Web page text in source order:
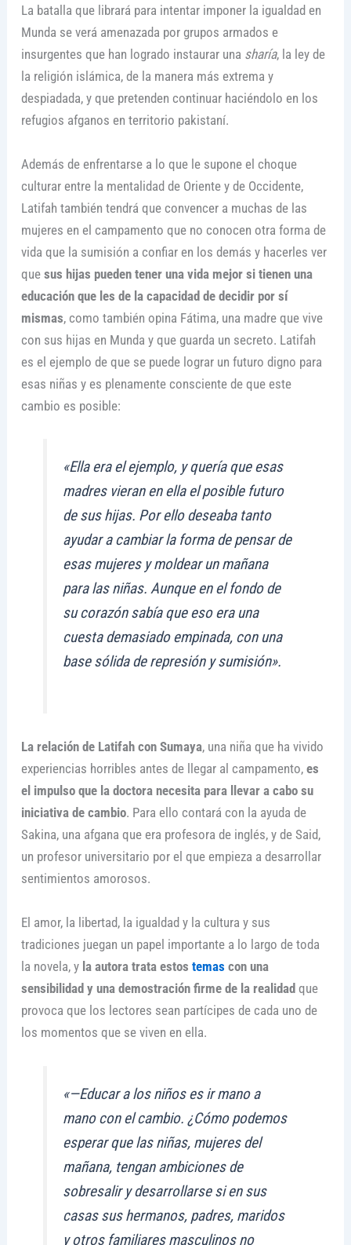
La batalla que librará para intentar imponer la igualdad en
Munda se verá amenazada por grupos armados e
insurgentes que han logrado instaurar una sharía, la ley de
la religión islámica, de la manera más extrema y
despiadada, y que pretenden continuar haciéndolo en los
refugios afganos en territorio pakistaní.
Además de enfrentarse a lo que le supone el choque
culturar entre la mentalidad de Oriente y de Occidente,
Latifah también tendrá que convencer a muchas de las
mujeres en el campamento que no conocen otra forma de
vida que la sumisión a confiar en los demás y hacerles ver
que sus hijas pueden tener una vida mejor si tienen una
educación que les de la capacidad de decidir por sí
mismas, como también opina Fátima, una madre que vive
con sus hijas en Munda y que guarda un secreto. Latifah
es el ejemplo de que se puede lograr un futuro digno para
esas niñas y es plenamente consciente de que este
cambio es posible:
«Ella era el ejemplo, y quería que esas
madres vieran en ella el posible futuro
de sus hijas. Por ello deseaba tanto
ayudar a cambiar la forma de pensar de
esas mujeres y moldear un mañana
para las niñas. Aunque en el fondo de
su corazón sabía que eso era una
cuesta demasiado empinada, con una
base sólida de represión y sumisión».
La relación de Latifah con Sumaya, una niña que ha vivido
experiencias horribles antes de llegar al campamento, es
el impulso que la doctora necesita para llevar a cabo su
iniciativa de cambio. Para ello contará con la ayuda de
Sakina, una afgana que era profesora de inglés, y de Said,
un profesor universitario por el que empieza a desarrollar
sentimientos amorosos.
El amor, la libertad, la igualdad y la cultura y sus
tradiciones juegan un papel importante a lo largo de toda
la novela, y la autora trata estos temas con una
sensibilidad y una demostración firme de la realidad que
provoca que los lectores sean partícipes de cada uno de
los momentos que se viven en ella.
«—Educar a los niños es ir mano a
mano con el cambio. ¿Cómo podemos
esperar que las niñas, mujeres del
mañana, tengan ambiciones de
sobresalir y desarrollarse si en sus
casas sus hermanos, padres, maridos
y otros familiares masculinos no